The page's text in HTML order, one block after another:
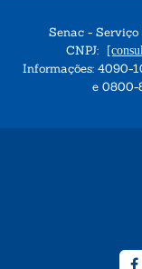
Senac -
CNPJ:
Informações: 4090-
e 0800-